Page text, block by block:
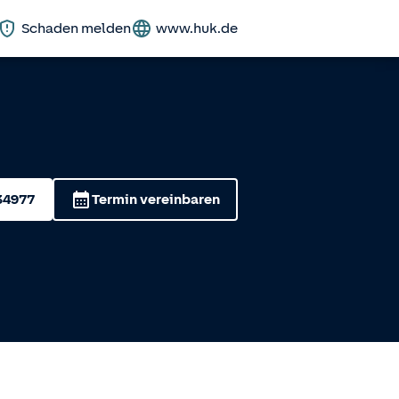
Schaden melden www.huk.de
Termin vereinbaren